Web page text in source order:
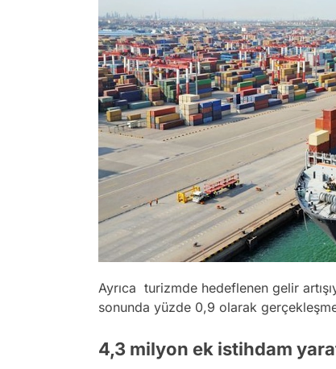
Ayrıca turizmde hedeflenen gelir
sonunda yüzde 0,9 olarak
4,3 milyon ek istihdam